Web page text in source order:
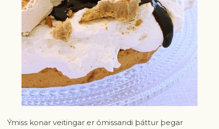
Ýmiss konar veitingar er ómissandi þáttur þegar